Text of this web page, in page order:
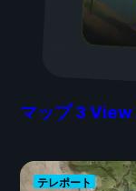
マップ3 View
テレポート